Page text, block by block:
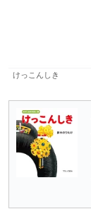
けっこんしき